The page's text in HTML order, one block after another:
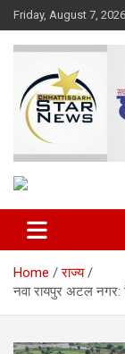
Skip
to
content
Friday, August 7, 2026
Home
राज्य
नवा रायपुर अटल नगर: